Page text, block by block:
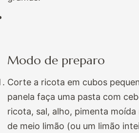
Modo de preparo
Corte a ricota em cubos
panela faça uma pasta com
ricota, sal, alho, pimenta moída
de meio limão (ou um limão